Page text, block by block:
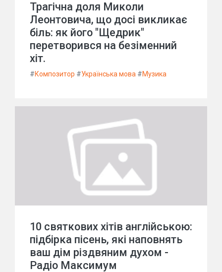
Трагічна доля Миколи
Леонтовича, що досі викликає
біль: як його "Щедрик"
перетворився на безіменний
хіт.
#Композитор #Українська мова #Музика
10 святкових хітів англійською:
підбірка пісень, які наповнять
ваш дім різдвяним духом -
Радіо Максимум